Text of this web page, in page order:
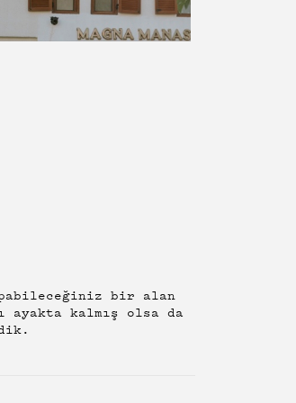
bir alan
ayakta kalmış olsa da